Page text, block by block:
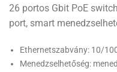
26 portos Gbit PoE
port, smart
Ethernetszabvány: 10/
Menedzselhetőség: